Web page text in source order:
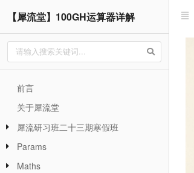
【犀流堂】100GH运算器详解
前言
关于犀流堂
犀流研习班二十三期寒假班
Params
Maths